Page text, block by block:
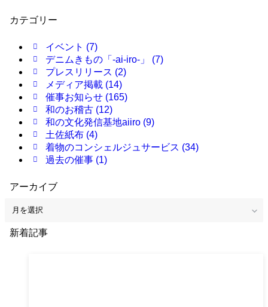
カテゴリー
イベント (7)
デニムきもの「-ai-iro-」 (7)
プレスリリース (2)
メディア掲載 (14)
催事お知らせ (165)
和のお稽古 (12)
和の文化発信基地aiiro (9)
土佐紙布 (4)
着物のコンシェルジュサービス (34)
過去の催事 (1)
アーカイブ
ー
カ
新着記事